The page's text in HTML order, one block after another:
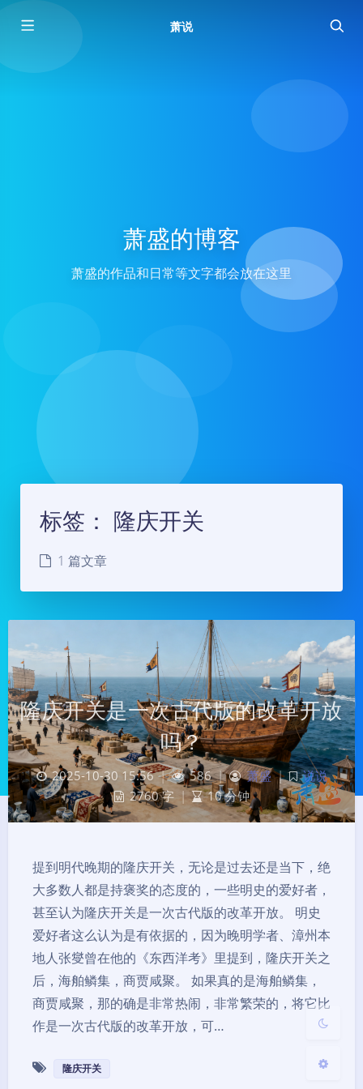
萧说
萧盛的博客
萧盛的作品和日常等文字都会放在这里
夜间模式
Sans Serif Serif
浅阴影 深阴影
关闭 日落 暗化 灰度
标签： 隆庆开关
1 篇文章
隆庆开关是一次古代版的改革开放
吗？
2025-10-30 15:56 | 586 | 萧盛 |
说说
2760 字 | 10 分钟
提到明代晚期的隆庆开关，无论是过去还是当下，绝
大多数人都是持褒奖的态度的，一些明史的爱好者，
甚至认为隆庆开关是一次古代版的改革开放。 明史
爱好者这么认为是有依据的，因为晚明学者、漳州本
地人张燮曾在他的《东西洋考》里提到，隆庆开关之
后，海舶鳞集，商贾咸聚。 如果真的是海舶鳞集，
商贾咸聚，那的确是非常热闹，非常繁荣的，将它比
作是一次古代版的改革开放，可…
隆庆开关